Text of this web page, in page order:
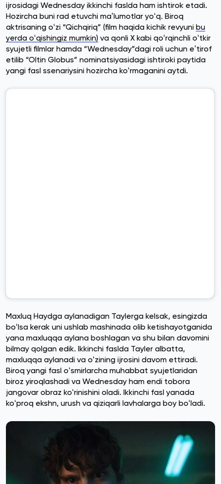
ijrosidagi Wednesday ikkinchi faslda ham ishtirok etadi.
Hozircha buni rad etuvchi maʼlumotlar yoʻq. Biroq
aktrisaning oʻzi “Qichqiriq” (film haqida kichik revyuni bu
yerda oʻqishingiz mumkin) va qonli X kabi qoʻrqinchli oʻtkir
syujetli filmlar hamda “Wednesday”dagi roli uchun eʼtirof
etilib “Oltin Globus” nominatsiyasidagi ishtiroki paytida
yangi fasl ssenariysini hozircha koʻrmaganini aytdi.
Maxluq Haydga aylanadigan Taylerga kelsak, esingizda
boʻlsa kerak uni ushlab mashinada olib ketishayotganida
yana maxluqqa aylana boshlagan va shu bilan davomini
bilmay qolgan edik. Ikkinchi faslda Tayler albatta,
maxluqqa aylanadi va oʻzining ijrosini davom ettiradi.
Biroq yangi fasl oʻsmirlarcha muhabbat syujetlaridan
biroz yiroqlashadi va Wednesday ham endi tobora
jangovar obraz koʻrinishini oladi. Ikkinchi fasl yanada
koʻproq ekshn, urush va qiziqarli lavhalarga boy boʻladi.